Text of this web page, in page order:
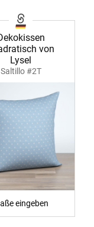
von
Lysel
Saltillo #2T
eingeben